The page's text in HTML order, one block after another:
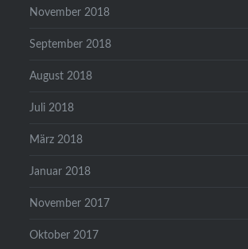
November 2018
September 2018
August 2018
Juli 2018
März 2018
Januar 2018
November 2017
Oktober 2017